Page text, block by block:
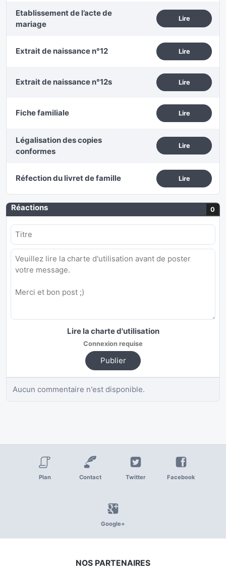
Etablissement de l’acte de
mariage
Lire
Extrait de naissance n°12 Lire
Extrait de naissance n°12s Lire
Fiche familiale Lire
Légalisation des copies
conformes
Lire
Réfection du livret de famille Lire
Réactions 0
Lire la charte d'utilisation
Connexion requise
Publier
Aucun commentaire n'est disponible.
Plan Contact Twitter Facebook
Google+
NOS PARTENAIRES